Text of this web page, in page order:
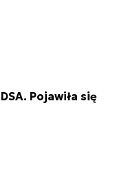
Pojawiła się